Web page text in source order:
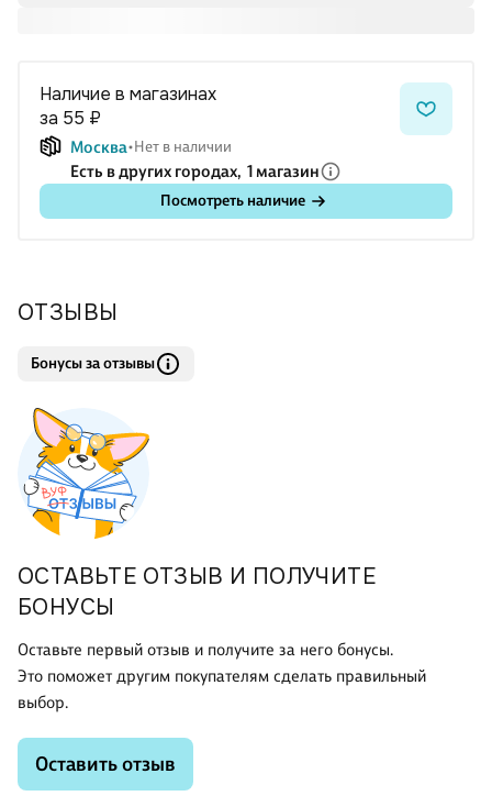
Наличие в магазинах
за 55 ₽
Москва Нет в наличии
Есть в других городах, 1 магазин
Посмотреть наличие
ОТЗЫВЫ
Бонусы за отзывы
ОСТАВЬТЕ ОТЗЫВ И ПОЛУЧИТЕ
БОНУСЫ
Оставьте первый отзыв и получите за него бонусы.
Это поможет другим покупателям сделать правильный
выбор.
Оставить отзыв